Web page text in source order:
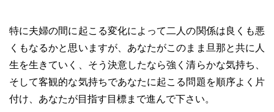
特に夫婦の間に起こる変化によって二人の関係は良くも悪
くもなるかと思いますが、あなたがこのまま旦那と共に人
生を生きていく、そう決意したなら強く清らかな気持ち、
そして客観的な気持ちであなたに起こる問題を順序よく片
付け、あなたが目指す目標まで進んで下さい。